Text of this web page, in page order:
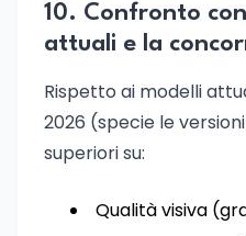
10. Confronto
attuali e la
Rispetto ai modelli
2026 (specie le
superiori su:
Qualità visiva